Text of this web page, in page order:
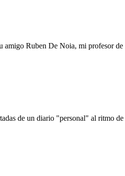
Ruben De Noia, mi profesor de
de un diario "personal" al ritmo